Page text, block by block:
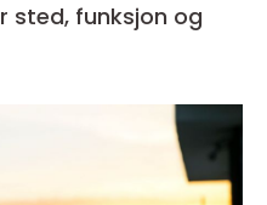
sted, funksjon og